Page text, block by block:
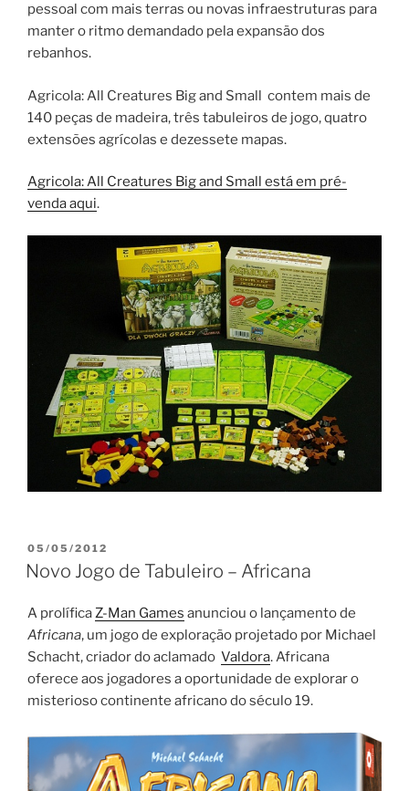
pessoal com mais terras ou novas infraestruturas para
manter o ritmo demandado pela expansão dos
rebanhos.
Agricola: All Creatures Big and Small contem mais de
140 peças de madeira, três tabuleiros de jogo, quatro
extensões agrícolas e dezessete mapas.
Agricola: All Creatures Big and Small está em pré-
venda aqui.
PUBLICADO
EM
05/05/2012
Novo Jogo de Tabuleiro – Africana
A prolíficaZ-Man Games anunciou o lançamento de
Africana, um jogo de exploração projetado por Michael
Schacht, criador do aclamado Valdora. Africana
oferece aos jogadores a oportunidade de explorar o
misterioso continente africano do século 19.